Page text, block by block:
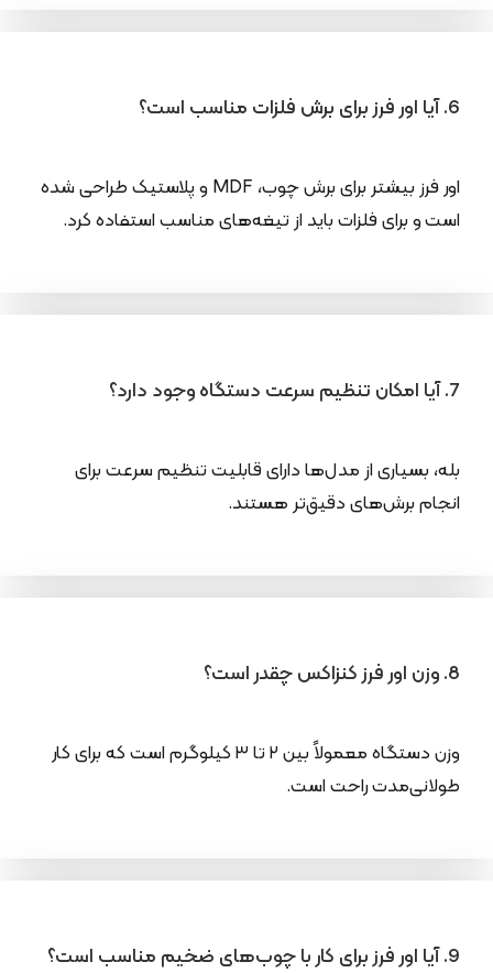
6. آیا اور فرز برای برش فلزات مناسب است؟
اور فرز بیشتر برای برش چوب، MDF و پلاستیک طراحی شده
است و برای فلزات باید از تیغه‌های مناسب استفاده کرد.
7. آیا امکان تنظیم سرعت دستگاه وجود دارد؟
بله، بسیاری از مدل‌ها دارای قابلیت تنظیم سرعت برای
انجام برش‌های دقیق‌تر هستند.
8. وزن اور فرز کنزاکس چقدر است؟
وزن دستگاه معمولاً بین ۲ تا ۳ کیلوگرم است که برای کار
طولانی‌مدت راحت است.
9. آیا اور فرز برای کار با چوب‌های ضخیم مناسب است؟